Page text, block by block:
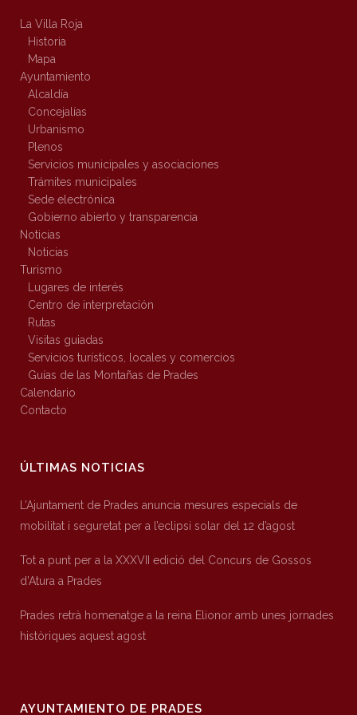
La Villa Roja
Historia
Mapa
Ayuntamiento
Alcaldía
Concejalías
Urbanismo
Plenos
Servicios municipales y asociaciones
Trámites municipales
Sede electrónica
Gobierno abierto y transparencia
Noticias
Noticias
Turismo
Lugares de interés
Centro de interpretación
Rutas
Visitas guiadas
Servicios turísticos, locales y comercios
Guías de las Montañas de Prades
Calendario
Contacto
ÚLTIMAS NOTICIAS
L’Ajuntament de Prades anuncia mesures especials de
mobilitat i seguretat per a l’eclipsi solar del 12 d’agost
Tot a punt per a la XXXVII edició del Concurs de Gossos
d’Atura a Prades
Prades retrà homenatge a la reina Elionor amb unes jornades
històriques aquest agost
AYUNTAMIENTO DE PRADES